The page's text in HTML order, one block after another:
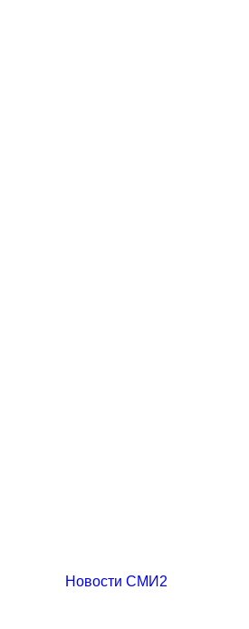
Новости СМИ2